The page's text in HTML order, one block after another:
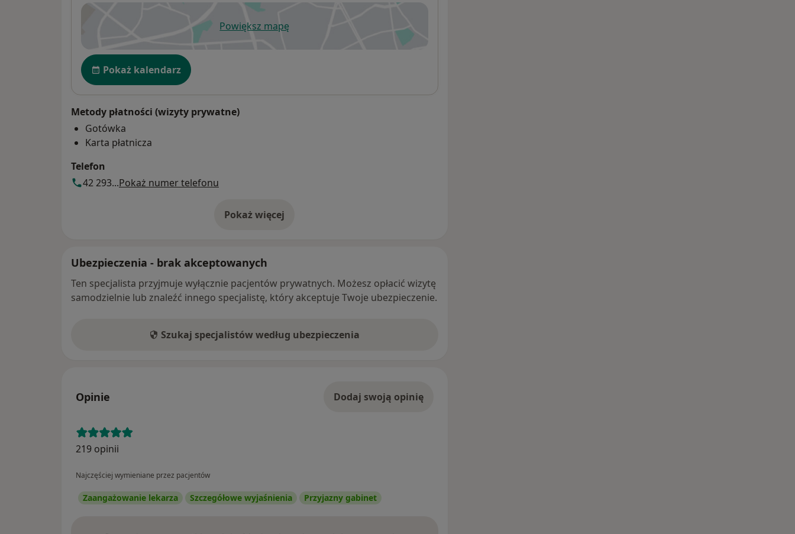
Powiększ mapęotwiera się w nowej karcie
Dostępność
Pokaż kalendarz
Metody płatności (wizyty prywatne)
Gotówka
Karta płatnicza
Telefon
42 293...Pokaż numer telefonu
Pokaż więcej
o adresie
Ubezpieczenia - brak akceptowanych
Ten specjalista przyjmuje wyłącznie pacjentów prywatnych. Możesz opłacić wizytę
samodzielnie lub znaleźć innego specjalistę, który akceptuje Twoje ubezpieczenie.
Szukaj specjalistów według ubezpieczenia
Opinie Dodaj swoją opinię
219 opinii
Najczęściej wymieniane przez pacjentów
Zaangażowanie lekarza Szczegółowe wyjaśnienia Przyjazny gabinet